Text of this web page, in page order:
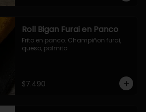
Roll Bigan Furai en Panco
Frito en panco. Champiñon furai,
queso, palmito.
$7.490